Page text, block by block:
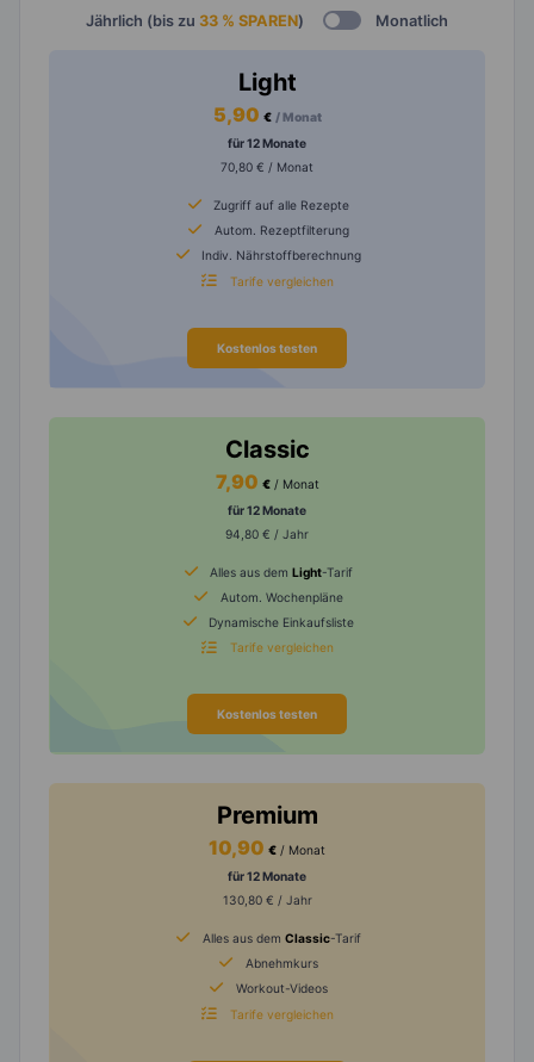
Jährlich (bis zu 33 % SPAREN) Monatlich
Light
5,90 € / Monat
für 12 Monate
70,80 € / Monat
Zugriff auf alle Rezepte
Autom. Rezeptfilterung
Indiv. Nährstoffberechnung
Tarife vergleichen
Kostenlos testen
Classic
7,90 € / Monat
für 12 Monate
94,80 € / Jahr
Alles aus dem Light-Tarif
Autom. Wochenpläne
Dynamische Einkaufsliste
Tarife vergleichen
Kostenlos testen
Premium
10,90 € / Monat
für 12 Monate
130,80 € / Jahr
Alles aus dem Classic-Tarif
Abnehmkurs
Workout-Videos
Tarife vergleichen